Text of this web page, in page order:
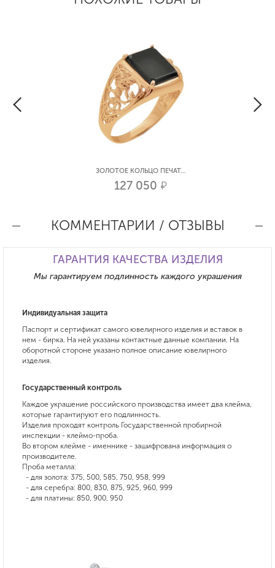
ЗОЛОТОЕ КОЛЬЦО ПЕЧАТ...
127 050 р.
КОММЕНТАРИИ / ОТЗЫВЫ
ГАРАНТИЯ КАЧЕСТВА ИЗДЕЛИЯ
Мы гарантируем подлинность каждого украшения
Индивидуальная защита
Паспорт и сертификат самого ювелирного изделия и вставок в
нем - бирка. На ней указаны контактные данные компании. На
оборотной стороне указано полное описание ювелирного
изделия.
Государственный контроль
Каждое украшение российского производства имеет два клейма,
которые гарантируют его подлинность.
Изделия проходят контроль Государственной пробирной
инспекции - клеймо-проба.
Во втором клейме - именнике - зашифрована информация о
производителе.
Проба металла:
- для золота: 375, 500, 585, 750, 958, 999
- для серебра: 800, 830, 875, 925, 960, 999
- для платины: 850, 900, 950